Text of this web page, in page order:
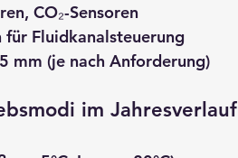
CO₂-Sensoren
Fluidkanalsteuerung
mm (je nach Anforderung)
im Jahresverlauf